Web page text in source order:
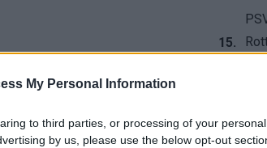
My Personal Information
to third parties, or processing of your
by us, please use the below opt-out
15.
16.